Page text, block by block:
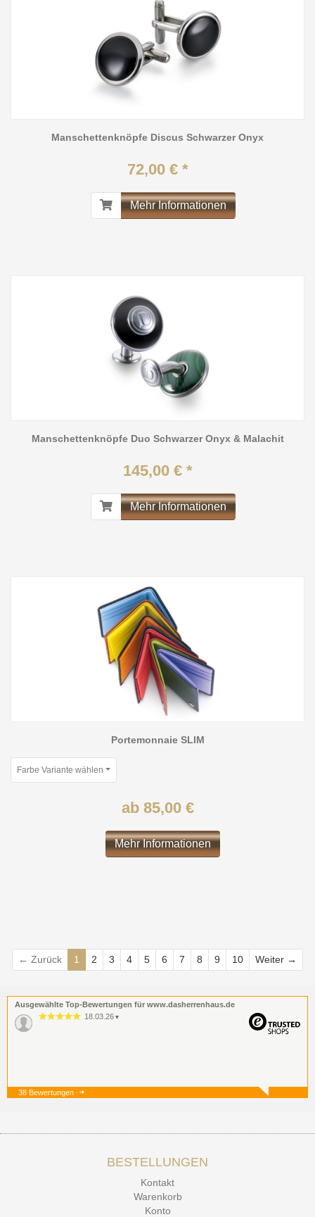
Manschettenknöpfe Discus Schwarzer Onyx
72,00 € *
Mehr Informationen
Manschettenknöpfe Duo Schwarzer Onyx & Malachit
145,00 € *
Mehr Informationen
Portemonnaie SLIM
Farbe Variante wählen
ab 85,00 €
Mehr Informationen
← Zurück 1 2 3 4 5 6 7 8 9 10 Weiter →
Ausgewählte Top-Bewertungen für www.dasherrenhaus.de
18.03.26 ▼
▼
38 Bewertungen
BESTELLUNGEN
Kontakt
Warenkorb
Konto